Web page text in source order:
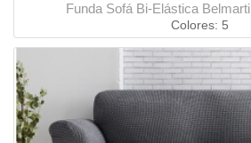
Funda Sofá Bi-Elástica
Colores: 5